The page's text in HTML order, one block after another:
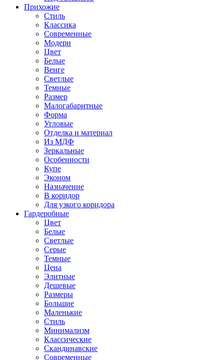
Прихожие
Стиль
Классика
Современные
Модерн
Цвет
Белые
Венге
Светлые
Темные
Размер
Малогабаритные
Форма
Угловые
Отделка и материал
Из МДФ
Зеркальные
Особенности
Купе
Эконом
Назначение
В коридор
Для узкого коридора
Гардеробные
Цвет
Белые
Светлые
Серые
Темные
Цена
Элитные
Дешевые
Размеры
Большие
Маленькие
Стиль
Минимализм
Классические
Скандинавские
Современные